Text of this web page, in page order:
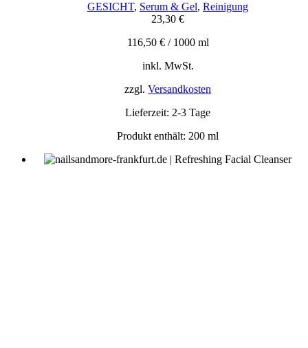
GESICHT, Serum & Gel, Reinigung
23,30 €
116,50 €/ 1000 ml
inkl. MwSt.
zzgl. Versandkosten
Lieferzeit: 2-3 Tage
Produkt enthält: 200 ml